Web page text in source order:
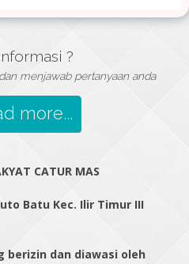
?
menjawab pertanyaan anda
more...
CATUR MAS
Batu Kec. Ilir Timur III
berizin dan diawasi oleh